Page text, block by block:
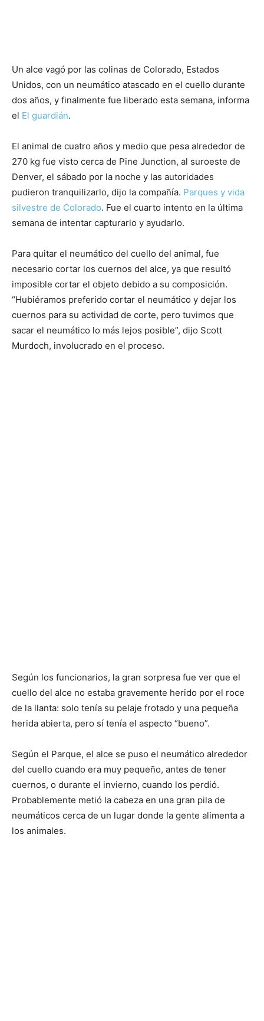
Un alce vagó por las colinas de Colorado, Estados
Unidos, con un neumático atascado en el cuello durante
dos años, y finalmente fue liberado esta semana, informa
el El guardián.
El animal de cuatro años y medio que pesa alrededor de
270 kg fue visto cerca de Pine Junction, al suroeste de
Denver, el sábado por la noche y las autoridades
pudieron tranquilizarlo, dijo la compañía. Parques y vida
silvestre de Colorado. Fue el cuarto intento en la última
semana de intentar capturarlo y ayudarlo.
Para quitar el neumático del cuello del animal, fue
necesario cortar los cuernos del alce, ya que resultó
imposible cortar el objeto debido a su composición.
“Hubiéramos preferido cortar el neumático y dejar los
cuernos para su actividad de corte, pero tuvimos que
sacar el neumático lo más lejos posible”, dijo Scott
Murdoch, involucrado en el proceso.
Según los funcionarios, la gran sorpresa fue ver que el
cuello del alce no estaba gravemente herido por el roce
de la llanta: solo tenía su pelaje frotado y una pequeña
herida abierta, pero sí tenía el aspecto “bueno”.
Según el Parque, el alce se puso el neumático alrededor
del cuello cuando era muy pequeño, antes de tener
cuernos, o durante el invierno, cuando los perdió.
Probablemente metió la cabeza en una gran pila de
neumáticos cerca de un lugar donde la gente alimenta a
los animales.